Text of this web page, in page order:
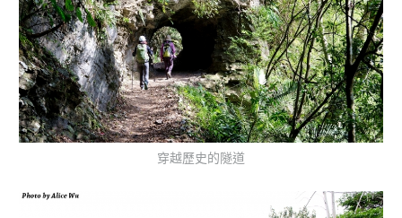
穿越歷史的隧道